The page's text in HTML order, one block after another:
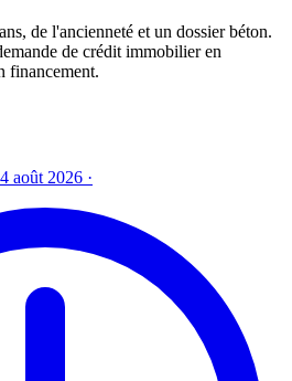
de l'ancienneté et un dossier béton.
de crédit immobilier en
financement.
août 2026 ·